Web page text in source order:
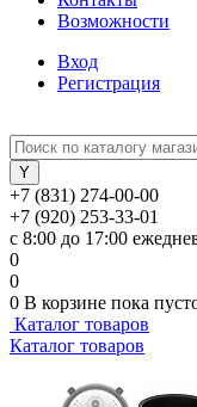
Возможности
Вход
Регистрация
+7 (831) 274-00-00
+7 (920) 253-33-01
с 8:00 до 17:00
0
0
0 В корзине пока
Каталог товаров
Каталог товаров